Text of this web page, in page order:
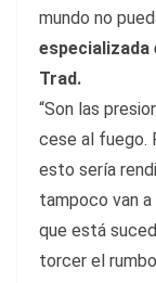
mundo no
especializada
Trad.
“Son las
cese al fuego.
esto sería
tampoco van a
que está
torcer el